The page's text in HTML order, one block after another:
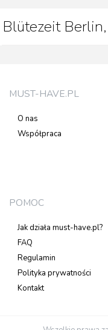
Blütezeit
MUST-HAVE.PL
O nas
Współpraca
POMOC
Jak działa must-have.pl?
FAQ
Regulamin
Polityka prywatności
Kontakt